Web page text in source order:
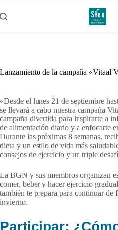
al
contenido
Lanzamiento de la campaña «Vitaal
«Desde el lunes 21 de septiembre
se llevará a cabo nuestra campaña
campaña divertida para inspirarte a
de alimentación diario y a enfocarte
Durante las próximas 8 semanas,
dieta y un estilo de vida más
consejos de ejercicio y un triple
La BGN y sus miembros organizan
comer, beber y hacer ejercicio
también te prepara para continuar de
invierno.
Participar: